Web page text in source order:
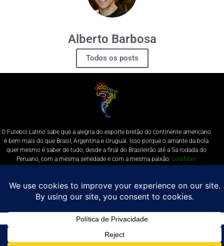
Alberto Barbosa
Todos os posts
O Futebol Latino sabe que a alegria do esporte bretão do continente americano
é bem mais do que Brasil, Argentina e Uruguai. Isso porque o amante da bola
quer mesmo é saber de tudo, desde a final do Brasileirão até a 5a rodada do
Peruano, com a mesma seriedade e com a mesma paixão. Leia Mais
Política de Privacidade